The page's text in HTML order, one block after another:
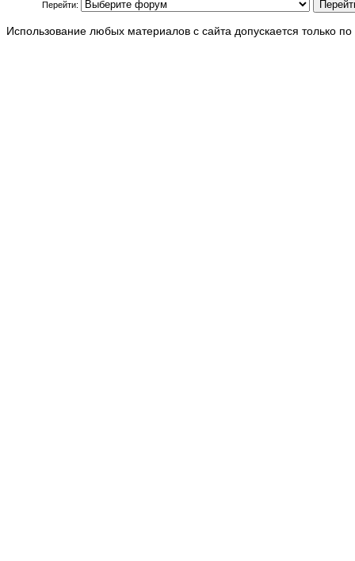
Перейти:
Использование любых материалов с сайта допускается только